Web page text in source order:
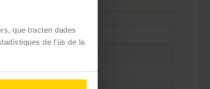
que tracten dades
de l'ús de la